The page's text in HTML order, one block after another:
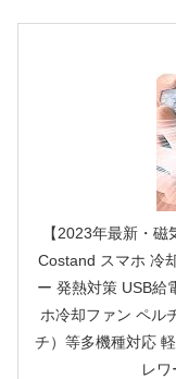
【2023年最新・磁
Costand スマホ 冷
ー 発熱対策 USB給
ホ冷却ファン ペル
チ）等多機種対応
レ